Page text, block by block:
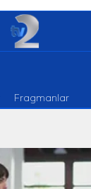
Fragmanlar